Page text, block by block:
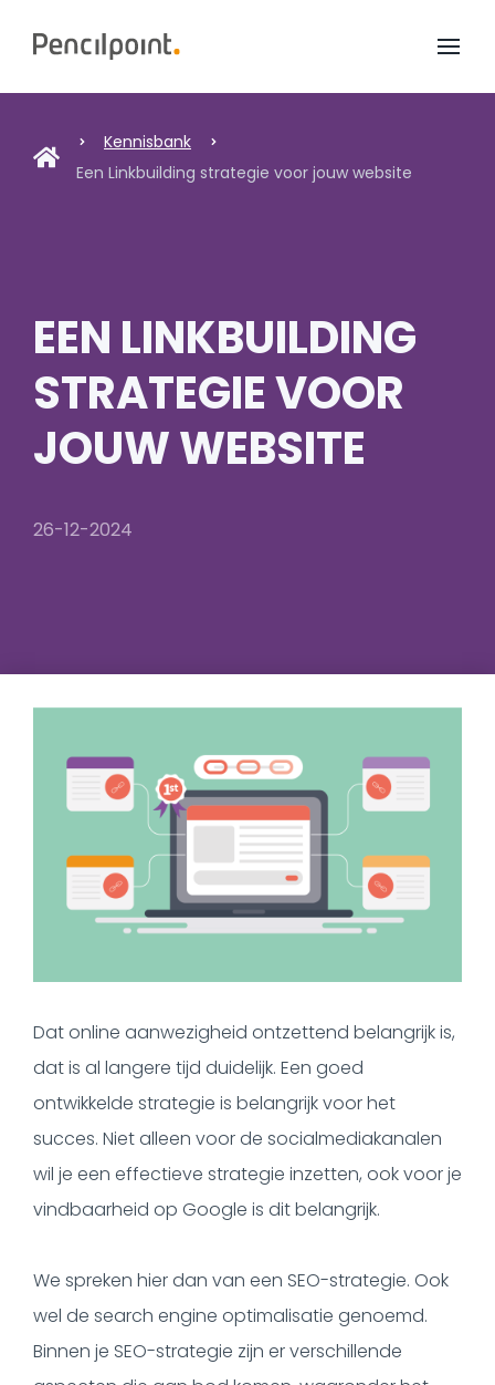
Home
Portfolio
Kennisbank
Een Linkbuilding strategie voor jouw website
EEN LINKBUILDING
STRATEGIE VOOR
JOUW WEBSITE
26-12-2024
Dat online aanwezigheid ontzettend belangrijk is,
dat is al langere tijd duidelijk. Een goed
ontwikkelde strategie is belangrijk voor het
succes. Niet alleen voor de socialmediakanalen
wil je een effectieve strategie inzetten, ook voor je
vindbaarheid op Google is dit belangrijk.
We spreken hier dan van een SEO-strategie. Ook
wel de search engine optimalisatie genoemd.
Binnen je SEO-strategie zijn er verschillende